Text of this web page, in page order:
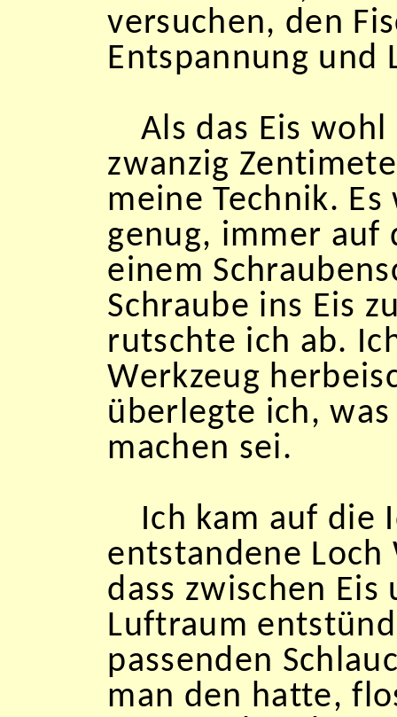
versuchen, den
Entspannung und
Als das Eis
zwanzig
meine Technik.
genug, immer auf
einem
Schraube ins Eis
rutschte ich ab.
Werkzeug
überlegte ich,
machen sei.
Ich kam auf die
entstandene Loch
dass zwischen
Luftraum
passenden
man den hatte,